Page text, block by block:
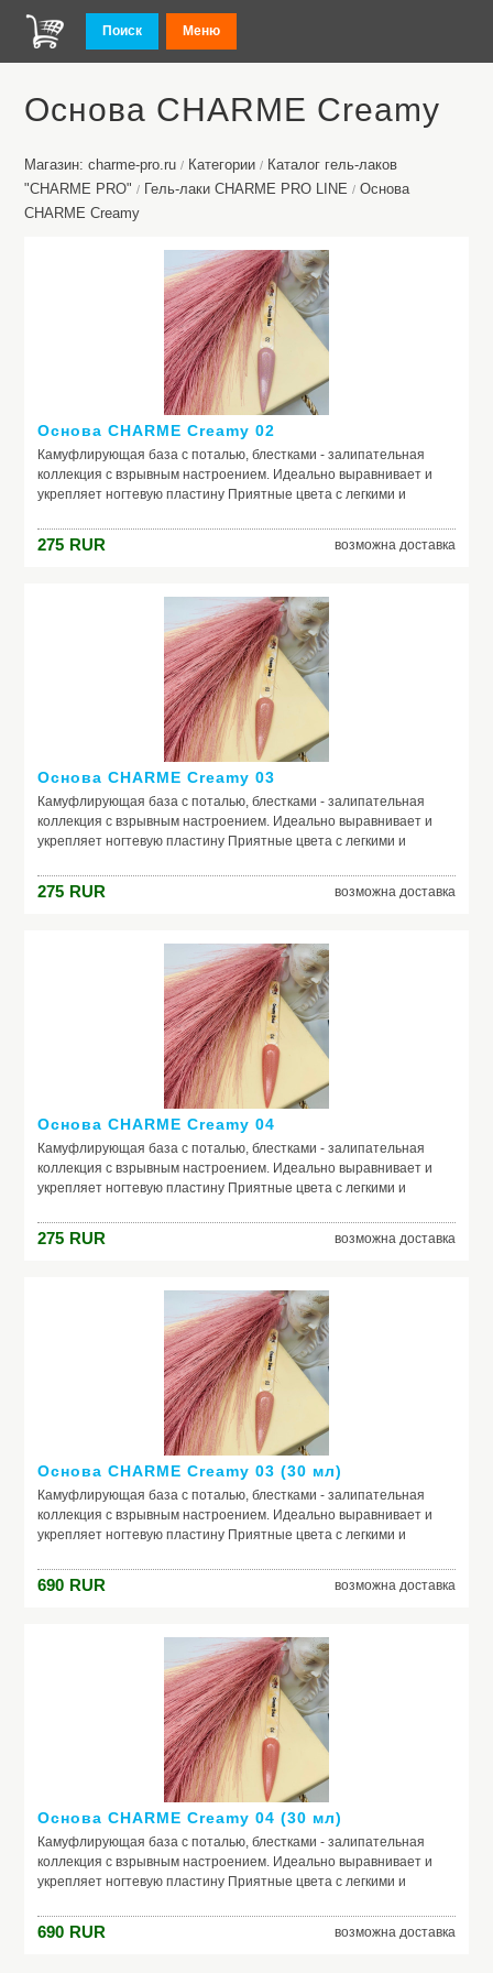
Поиск Меню
Основа CHARME Сreamy
Магазин: charme-pro.ru / Категории / Каталог гель-лаков
"CHARME PRO" / Гель-лаки CHARME PRO LINE / Основа
CHARME Сreamy
Основа CHARME Creamy 02
Камуфлирующая база с поталью, блестками - залипательная
коллекция с взрывным настроением. Идеально выравнивает и
укрепляет ногтевую пластину Приятные цвета с легкими и
блесток, которую так и хочется рассматривать
275 RUR возможна доставка
Основа CHARME Сreamy 03
Камуфлирующая база с поталью, блестками - залипательная
коллекция с взрывным настроением. Идеально выравнивает и
укрепляет ногтевую пластину Приятные цвета с легкими и
блесток, которую так и хочется рассматривать
275 RUR возможна доставка
Основа CHARME Сreamy 04
Камуфлирующая база с поталью, блестками - залипательная
коллекция с взрывным настроением. Идеально выравнивает и
укрепляет ногтевую пластину Приятные цвета с легкими и
блесток, которую так и хочется рассматривать
275 RUR возможна доставка
Основа CHARME Сreamy 03 (30 мл)
Камуфлирующая база с поталью, блестками - залипательная
коллекция с взрывным настроением. Идеально выравнивает и
укрепляет ногтевую пластину Приятные цвета с легкими и
блесток, которую так и хочется рассматривать
690 RUR возможна доставка
Основа CHARME Сreamy 04 (30 мл)
Камуфлирующая база с поталью, блестками - залипательная
коллекция с взрывным настроением. Идеально выравнивает и
укрепляет ногтевую пластину Приятные цвета с легкими и
блесток, которую так и хочется рассматривать
690 RUR возможна доставка